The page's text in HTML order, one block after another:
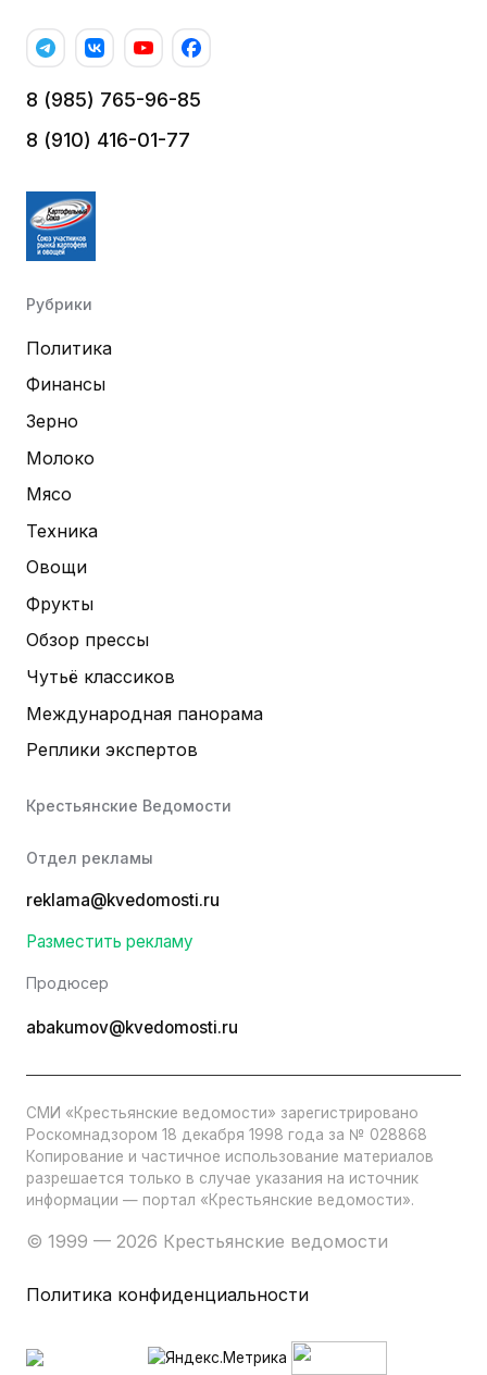
8 (985) 765-96-85
8 (910) 416-01-77
Рубрики
Политика
Финансы
Зерно
Молоко
Мясо
Техника
Овощи
Фрукты
Обзор прессы
Чутьё классиков
Международная панорама
Реплики экспертов
Крестьянские Ведомости
Отдел рекламы
reklama@kvedomosti.ru
Разместить рекламу
Продюсер
abakumov@kvedomosti.ru
СМИ «Крестьянские ведомости» зарегистрировано
Роскомнадзором 18 декабря 1998 года за № 028868
Копирование и частичное использование материалов
разрешается только в случае указания на источник
информации — портал «Крестьянские ведомости».
© 1999 — 2026 Крестьянские ведомости
Политика конфиденциальности